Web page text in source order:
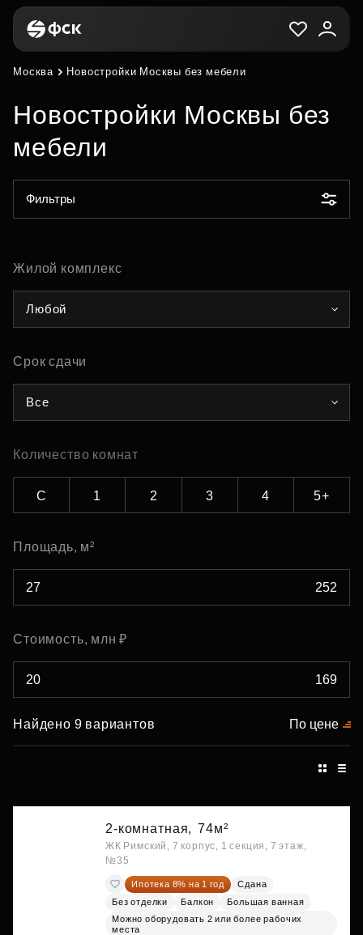
Москва Новостройки Москвы без мебели
Новостройки Москвы без
мебели
Фильтры
Жилой комплекс
Любой
Срок сдачи
Все
Количество комнат
С 1 2 3 4 5+
Площадь, м²
Стоимость, млн ₽
Найдено 9 вариантов По цене
2-комнатная, 74м²
ЖК Римский, 7 корпус, 1 секция, 7 этаж,
№35
Ипотека 8% на 1 год
Сдана
Без отделки
Балкон
Большая ванная
Можно оборудовать 2 или более рабочих
места